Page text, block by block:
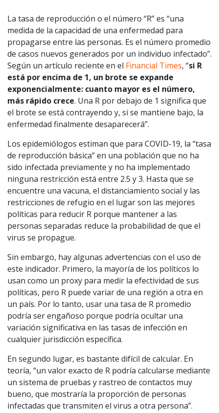
La tasa de reproducción o el número “R” es “una
medida de la capacidad de una enfermedad para
propagarse entre las personas. Es el número promedio
de casos nuevos generados por un individuo infectado”.
Según un artículo reciente en el Financial Times, “si R
está por encima de 1, un brote se expande
exponencialmente: cuanto mayor es el número,
más rápido crece. Una R por debajo de 1 significa que
el brote se está contrayendo y, si se mantiene bajo, la
enfermedad finalmente desaparecerá”.
Los epidemiólogos estiman que para COVID-19, la “tasa
de reproducción básica” en una población que no ha
sido infectada previamente y no ha implementado
ninguna restricción está entre 2.5 y 3. Hasta que se
encuentre una vacuna, el distanciamiento social y las
restricciones de refugio en el lugar son las mejores
políticas para reducir R porque mantener a las
personas separadas reduce la probabilidad de que el
virus se propague.
Sin embargo, hay algunas advertencias con el uso de
este indicador. Primero, la mayoría de los políticos lo
usan como un proxy para medir la efectividad de sus
políticas, pero R puede variar de una región a otra en
un país. Por lo tanto, usar una tasa de R promedio
podría ser engañoso porque podría ocultar una
variación significativa en las tasas de infección en
cualquier jurisdicción específica.
En segundo lugar, es bastante difícil de calcular. En
teoría, “un valor exacto de R podría calcularse mediante
un sistema de pruebas y rastreo de contactos muy
bueno, que mostraría la proporción de personas
infectadas que transmiten el virus a otra persona”.